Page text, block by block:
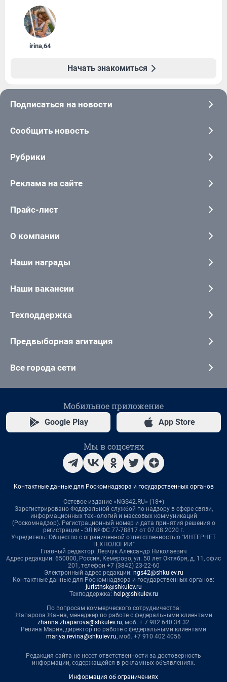
irina,64
Начать знакомиться
Подписаться на новости
Сообщить новость
Рубрики
Реклама на сайте
Прайс-лист
О компании
Наши награды
Наши вакансии
Техподдержка
Предвыборная агитация
Все города сети
Мобильное приложение
Google Play App Store
Мы в соцсетях
Контактные данные для Роскомнадзора и государственных органов
Сетевое издание «NGS42.RU» (18+)
Зарегистрировано Федеральной службой по надзору в сфере связи,
информационных технологий и массовых коммуникаций
(Роскомнадзор). Регистрационный номер и дата принятия решения о
регистрации - ЭЛ № ФС 77-78817 от 07.08.2020 г.
Учредитель: Общество с ограниченной ответственностью "ИНТЕРНЕТ
ТЕХНОЛОГИИ"
Главный редактор: Левчук Александр Николаевич
Адрес редакции: 650000, Россия, Кемерово, ул. 50 лет Октября, д. 11, офис
201, телефон +7 (3842) 23-22-60
Электронный адрес редакции: ngs42@shkulev.ru
Контактные данные для Роскомнадзора и государственных органов:
juristnsk@shkulev.ru
Техподдержка: help@shkulev.ru
По вопросам коммерческого сотрудничества:
Жапарова Жанна, менеджер по работе с федеральными клиентами
zhanna.zhaparova@shkulev.ru, моб. + 7 982 640 34 32
Ревина Мария, директор по работе с федеральными клиентами
mariya.revina@shkulev.ru, моб. +7 910 402 4056
Редакция сайта не несет ответственности за достоверность
информации, содержащейся в рекламных объявлениях.
Информация об ограничениях